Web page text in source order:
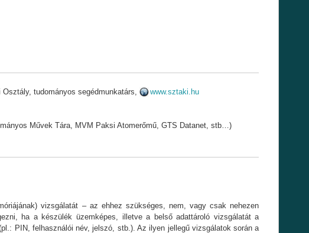
Osztály, tudományos segédmunkatárs,
www.sztaki.hu
Művek Tára, MVM Paksi Atomerőmű, GTS Datanet, stb…)
vizsgálatát – az ehhez szükséges, nem, vagy csak nehezen
ha a készülék üzemképes, illetve a belső adattároló vizsgálatát a
PIN, felhasználói név, jelszó, stb.). Az ilyen jellegű vizsgálatok során a